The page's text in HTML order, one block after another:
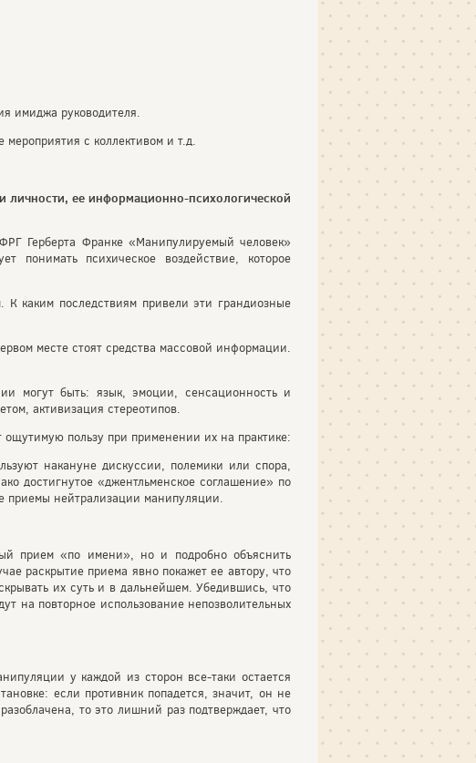
имиджа руководителя.
с коллективом и т.д.
личности, ее информационно-психологической
Герберта Франке «Манипулируемый человек»
понимать психическое воздействие, которое
каким последствиям привели эти грандиозные
месте стоят средства массовой информации.
могут быть: язык, эмоции, сенсационность и
активизация стереотипов.
пользу при применении их на практике:
накануне дискуссии, полемики или спора,
достигнутое «джентльменское соглашение» по
приемы нейтрализации манипуляции.
прием «по имени», но и подробно объяснить
раскрытие приема явно покажет ее автору, что
их суть и в дальнейшем. Убедившись, что
на повторное использование непозволительных
у каждой из сторон все-таки остается
если противник попадется, значит, он не
то это лишний раз подтверждает, что